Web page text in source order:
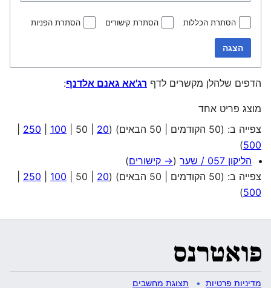
הסתרת הכללות הסתרת קישורים הסתרת הפניות
הצגה
הדפים שלהלן מקשרים לדף רג'אא גאנם אלדנף:
מוצג פריט אחד
צפייה ב: (50 הקודמים 50 הבאים ) (
20
50
100
250
500
)
הליקון 057 / שער
(→ קישורים)
צפייה ב: (50 הקודמים 50 הבאים ) (
20
50
100
250
500
)
מדיניות פרטיות תצוגת מחשבים